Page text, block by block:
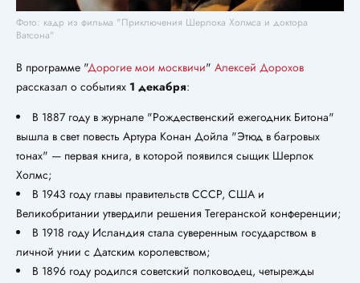
Фото: кадр из фильма "Приключения Шерлока Холмса и доктора
Ватсона"
В программе "Дорогие мои москвичи" Алексей Дорохов
рассказал о событиях 1 декабря:
В 1887 году в журнале "Рождественский ежегодник Битона"
вышла в свет повесть Артура Конан Дойла "Этюд в багровых
тонах" — первая книга, в которой появился сыщик Шерлок
Холмс;
В 1943 году главы правительств СССР, США и
Великобритании утвердили решения Тегеранской конференции;
В 1918 году Исландия стала суверенным государством в
личной унии с Датским королевством;
В 1896 году родился советский полководец, четырежды